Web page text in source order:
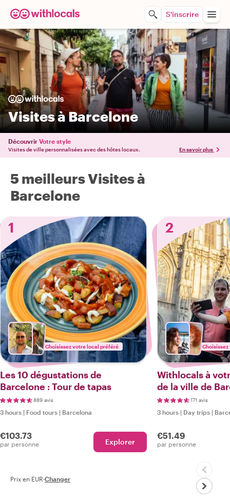
S'inscrire
Visites à Barcelone
Découvrir Votre style
Visites de ville personnalisées avec des hôtes locaux. En savoir plus
5 meilleurs Visites à
Barcelone
1
Choisissez votre local préféré
Les 10 dégustations de
Barcelone : Tour de tapas
889 avis
3 hours | Food tours | Barcelona
€103.73
par personne Explorer
2
Withlocals à
de la ville de
171 avis
3 hours | Day trips |
€51.49
par personne
Prix en EUR·Changer